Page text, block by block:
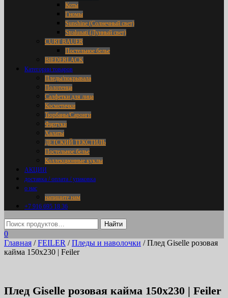
Коты
Гномы
Sunshine (Солнечный свет)
Stralunati (Лунный свет)
CURT BAUER
Постельное белье
BIEDERLACK
Категории товаров
Пледы/покрывала
Полотенца
Салфетки для лица
Косметички
Тюрбаны/Саронги
Фартуки
Халаты
ДЕТСКИЙ ТЕКСТИЛЬ
Постельное белье
Коллекционные куклы
АКЦИИ
доставка / оплата / упаковка
о нас
напишите нам
+7 916 695 18 36
0
Главная /FEILER /Пледы и наволочки / Плед Giselle розовая
кайма 150х230 | Feiler
Плед Giselle розовая кайма 150х230 | Feiler